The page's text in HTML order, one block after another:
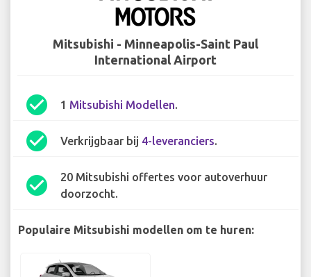
Mitsubishi - Minneapolis-Saint Paul
International Airport
check_circle 1 Mitsubishi Modellen.
check_circle Verkrijgbaar bij 4-leveranciers.
check_circle
20 Mitsubishi offertes voor autoverhuur
doorzocht.
Populaire Mitsubishi modellen om te huren: